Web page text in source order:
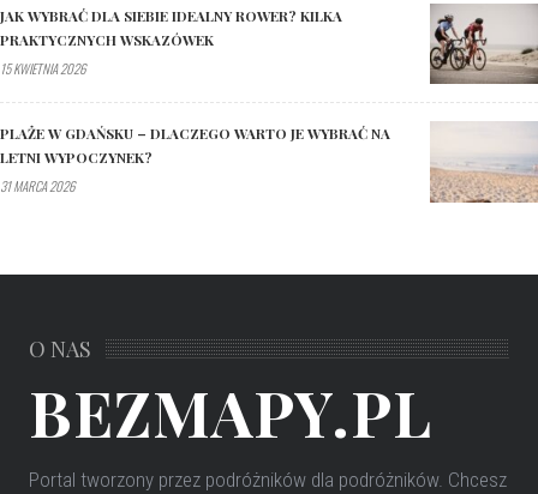
JAK WYBRAĆ DLA SIEBIE IDEALNY ROWER? KILKA
PRAKTYCZNYCH WSKAZÓWEK
15 KWIETNIA 2026
PLAŻE W GDAŃSKU – DLACZEGO WARTO JE WYBRAĆ NA
LETNI WYPOCZYNEK?
31 MARCA 2026
O NAS
BEZMAPY.PL
Portal tworzony przez podróżników dla podróżników. Chcesz